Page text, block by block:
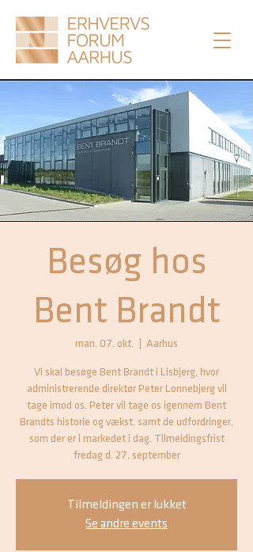
Besøg hos
Bent Brandt
man. 07. okt. Aarhus
Vi skal besøge Bent Brandt i Lisbjerg, hvor
administrerende direktør Peter Lonnebjerg vil
tage imod os. Peter vil tage os igennem Bent
Brandts historie og vækst, samt de udfordringer,
som der er i markedet i dag. Tilmeldingsfrist
fredag d. 27. september
Tilmeldingen er lukket
Se andre events